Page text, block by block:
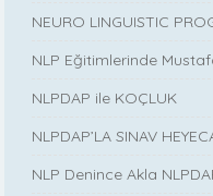
NEURO LINGUISTIC
NLP Eğitimlerinde
NLPDAP ile KOÇLUK
NLPDAP’LA SINAV
NLP Denince Akla